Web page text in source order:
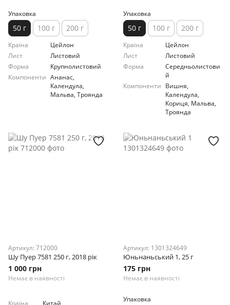
Упаковка
50 г 100 г 200 г
Країна
Цейлон
Лист
Листовий
Форма
Крупнолистовий
Компоненти Ананас,
Календула,
Мальва, Троянда
Упаковка
50 г 100 г 200 г
Країна
Цейлон
Лист
Листовий
Форма
Середньолистови
й
Компоненти Вишня,
Календула,
Кориця, Мальва,
Троянда
Артикул: 712000
Шу Пуер 7581 250 г, 2018 рік
1 000 грн
Немає в наявності
Країна Китай
Артикул: 1301324649
Юньнаньський 1, 25 г
175 грн
Немає в наявності
Упаковка